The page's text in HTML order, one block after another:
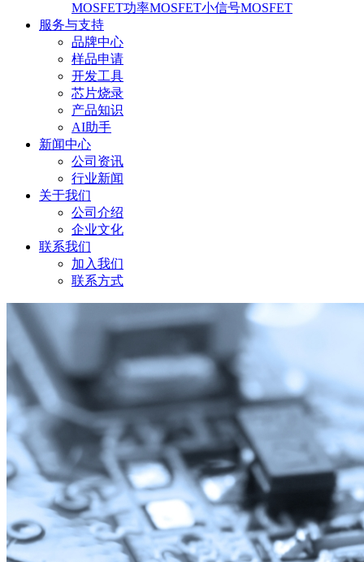
MOSFET功率MOSFET小信号MOSFET
服务与支持
品牌中心
样品申请
开发工具
芯片烧录
产品知识
AI助手
新闻中心
公司资讯
行业新闻
关于我们
公司介绍
企业文化
联系我们
加入我们
联系方式